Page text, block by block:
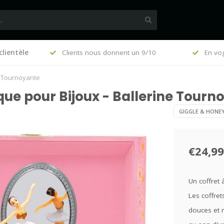
(FR) Clients nous donnent un 9/10 En
pour Bijoux - Ballerine
GIGGLE &
€24,99
Un coffret
Les
douces et